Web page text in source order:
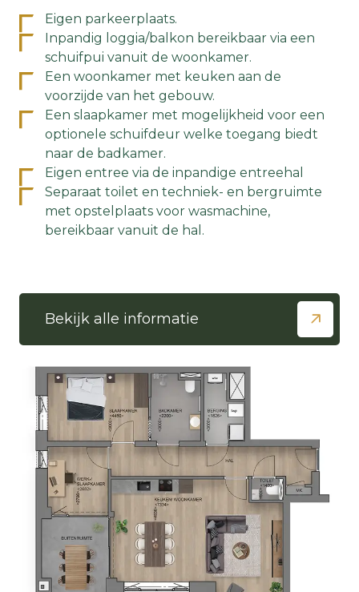
Eigen parkeerplaats.
Inpandig loggia/balkon bereikbaar via een
schuifpui vanuit de woonkamer.
Een woonkamer met keuken aan de
voorzijde van het gebouw.
Een slaapkamer met mogelijkheid voor een
optionele schuifdeur welke toegang biedt
naar de badkamer.
Eigen entree via de inpandige entreehal
Separaat toilet en techniek- en bergruimte
met opstelplaats voor wasmachine,
bereikbaar vanuit de hal.
Bekijk alle informatie